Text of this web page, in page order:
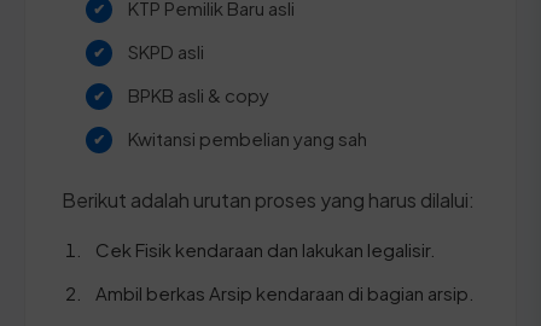
KTP Pemilik Baru asli
SKPD asli
BPKB asli & copy
Kwitansi pembelian yang sah
Berikut adalah urutan proses yang harus dilalui:
Cek Fisik kendaraan dan lakukan legalisir.
Ambil berkas Arsip kendaraan di bagian arsip.